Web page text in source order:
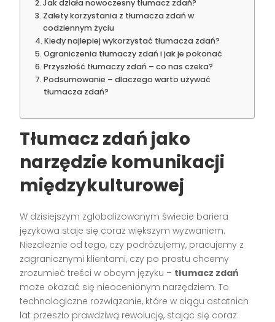
Jak działa nowoczesny tłumacz zdań?
Zalety korzystania z tłumacza zdań w
codziennym życiu
Kiedy najlepiej wykorzystać tłumacza zdań?
Ograniczenia tłumaczy zdań i jak je pokonać
Przyszłość tłumaczy zdań – co nas czeka?
Podsumowanie – dlaczego warto używać
tłumacza zdań?
Tłumacz zdań jako
narzędzie komunikacji
międzykulturowej
W dzisiejszym zglobalizowanym świecie bariera
językowa staje się coraz większym wyzwaniem.
Niezależnie od tego, czy podróżujemy, pracujemy z
zagranicznymi klientami, czy po prostu chcemy
zrozumieć treści w obcym języku – tłumacz zdań
może okazać się nieocenionym narzędziem. To
technologiczne rozwiązanie, które w ciągu ostatnich
lat przeszło prawdziwą rewolucję, stając się coraz